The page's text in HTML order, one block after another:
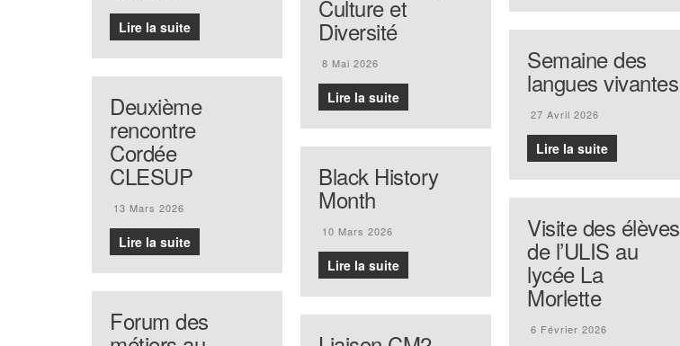
Lire la suite
Culture et
Diversité
8 Mai 2026
Lire la suite
Semaine des
langues vivantes
27 Avril 2026
Lire la suite
Deuxième
rencontre
Cordée
CLESUP
13 Mars 2026
Lire la suite
Black History
Month
10 Mars 2026
Lire la suite
Visite des élèves
de l’ULIS au
lycée La
Morlette
6 Février 2026
Forum des